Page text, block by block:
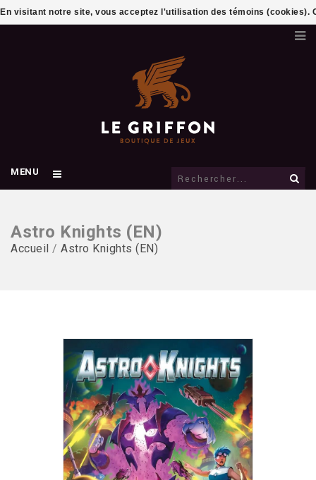
MENU
Astro Knights (EN)
Accueil / Astro Knights (EN)
En visitant notre site, vous acceptez l'utilisation des témoins